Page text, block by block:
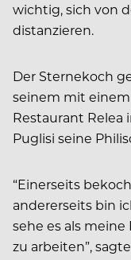
wichtig, sich von
distanzieren.
Der Sternekoch
seinem mit
Restaurant Relea
Puglisi seine
“Einerseits
andererseits bin
sehe es als
zu arbeiten”,